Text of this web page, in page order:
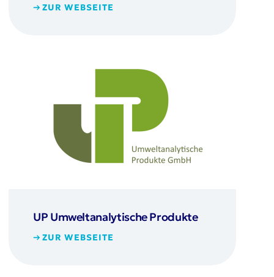
ZUR WEBSEITE
UP Umweltanalytische Produkte
ZUR WEBSEITE